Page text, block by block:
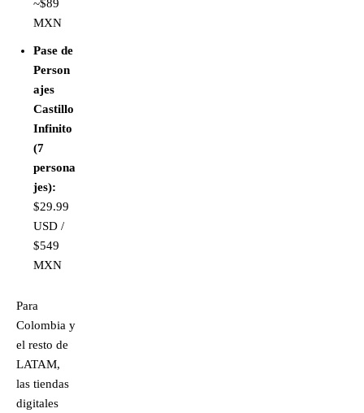
~$89
MXN
Pase de
Person
ajes
Castillo
Infinito
(7
persona
jes):
$29.99
USD /
$549
MXN
Para
Colombia y
el resto de
LATAM,
las tiendas
digitales